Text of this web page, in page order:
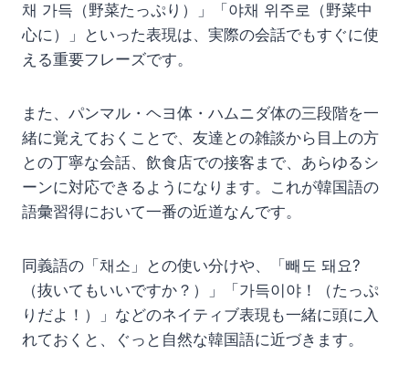
채 가득（野菜たっぷり）」「야채 위주로（野菜中
心に）」といった表現は、実際の会話でもすぐに使
える重要フレーズです。
また、パンマル・ヘヨ体・ハムニダ体の三段階を一
緒に覚えておくことで、友達との雑談から目上の方
との丁寧な会話、飲食店での接客まで、あらゆるシ
ーンに対応できるようになります。これが韓国語の
語彙習得において一番の近道なんです。
同義語の「채소」との使い分けや、「빼도 돼요?
（抜いてもいいですか？）」「가득이야！（たっぷ
りだよ！）」などのネイティブ表現も一緒に頭に入
れておくと、ぐっと自然な韓国語に近づきます。